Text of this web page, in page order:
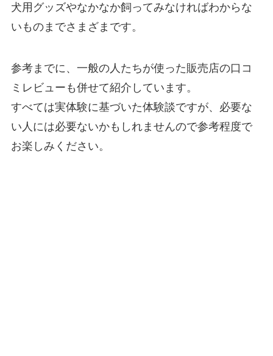
犬用グッズやなかなか飼ってみなければわからな
いものまでさまざまです。
参考までに、一般の人たちが使った販売店の口コ
ミレビューも併せて紹介しています。
すべては実体験に基づいた体験談ですが、必要な
い人には必要ないかもしれませんので参考程度で
お楽しみください。